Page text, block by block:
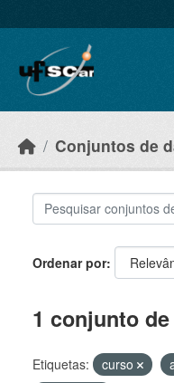
Conjuntos de
Ordenar por
1 conjunto
Etiquetas: curso